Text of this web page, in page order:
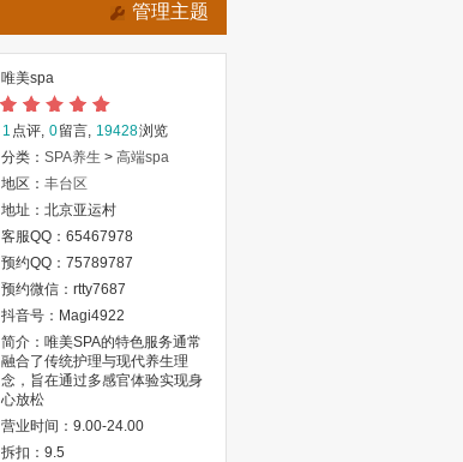
管理主题
唯美spa
1 点评, 0留言, 19428浏览
分类： SPA养生 > 高端spa
地区： 丰台区
地址：北京亚运村
客服QQ：65467978
预约QQ：75789787
预约微信：rtty7687
抖音号：Magi4922
简介：唯美SPA‌的特色服务通常
融合了传统护理与现代养生理
念，旨在通过多感官体验实现身
心放松
营业时间：9.00-24.00
拆扣：9.5